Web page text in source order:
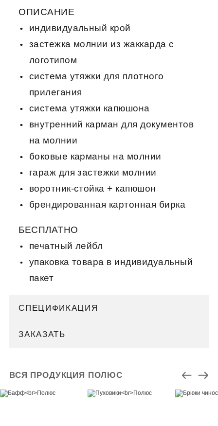
ОПИСАНИЕ
индивидуальный крой
застежка молнии из жаккарда с
логотипом
система утяжки для плотного
прилегания
система утяжки капюшона
внутренний карман для документов
на молнии
боковые карманы на молнии
гараж для застежки молнии
воротник-стойка + капюшон
брендированная картонная бирка
БЕСПЛАТНО
печатный лейбл
упаковка товара в индивидуальный
пакет
СПЕЦИФИКАЦИЯ
ЗАКАЗАТЬ
ВСЯ ПРОДУКЦИЯ ПОЛЮС